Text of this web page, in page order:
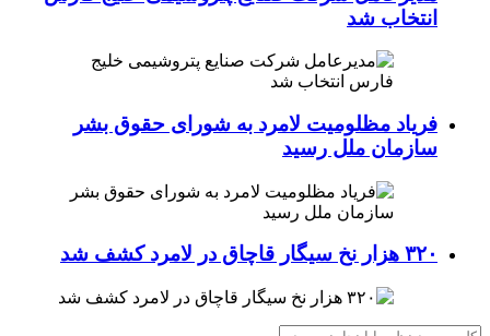
انتخاب شد
فریاد مظلومیت لامرد به شورای حقوق بشر
سازمان ملل رسید
۳۲۰ هزار نخ سیگار قاچاق در لامرد کشف شد